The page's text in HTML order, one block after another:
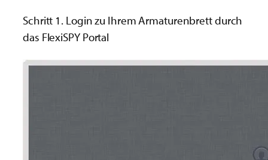
Schritt 1. Login zu Ihrem Armaturenbrett durch
das FlexiSPY Portal